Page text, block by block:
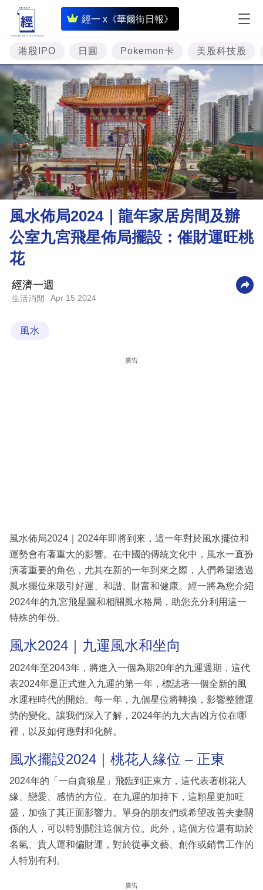
經一 x《華爾街日報》
即
時
財
經
專
題
投
資
樓
市
理
財
商
技
港股IPO 日圓 Pokemon卡 美股科技股
風水佈局2024｜龍年家居房間及辦
公室九宮飛星佈局擺設：催財運旺桃
花
經濟一週
生活消閒 Apr 15 2024
風水
廣告
風水佈局2024｜2024年即將到來，這一年對於風水擺位和
運勢會有著重大的影響。在中國的傳統文化中，風水一直扮
演著重要的角色，尤其在新的一年到來之際，人們希望透過
風水擺位來吸引好運、和諧、財富和健康。經一將為您介紹
2024年的九宮飛星圖和相關風水格局，助您充分利用這一
特殊的年份。
風水2024｜九運風水和坐向
2024年至2043年，將進入一個為期20年的九運週期，這代
表2024年是正式進入九運的第一年，標誌著一個全新的風
水運程時代的開始。每一年，九個星位將轉換，影響整體運
勢的變化。讓我們深入了解，2024年的九大吉凶方位在哪
裡，以及如何應對和化解。
風水擺設2024｜桃花人緣位 – 正東
2024年的「一白貪狼星」飛臨到正東方，這代表著桃花人
緣、戀愛、感情的方位。在九運的加持下，這顆星更加旺
盛，加強了其正面影響力。單身的朋友們或希望改善夫妻關
係的人，可以特別關注這個方位。此外，這個方位還有助於
名氣、貴人運和偏財運，對於從事文藝、創作或銷售工作的
人特別有利。
廣告